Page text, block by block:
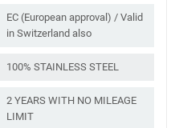
EC (European approval) / Valid
in Switzerland also
100% STAINLESS STEEL
2 YEARS WITH NO MILEAGE
LIMIT